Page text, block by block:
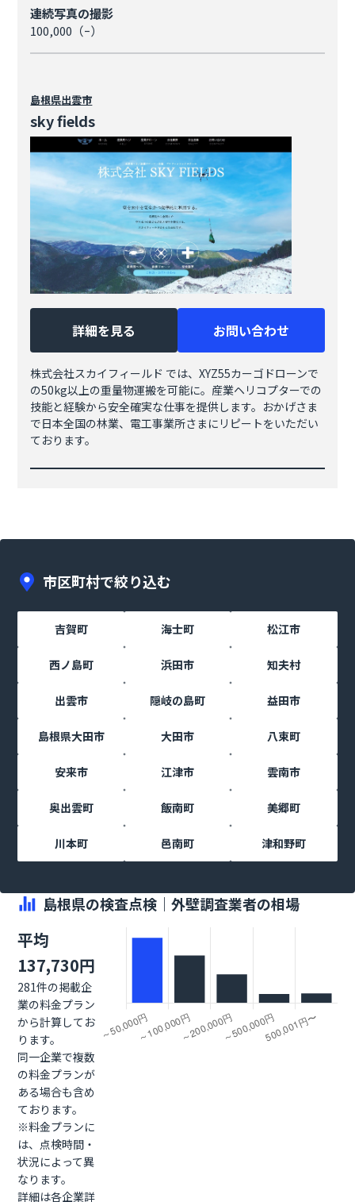
連続写真の撮影
100,000（ｰ）
島根県出雲市
sky fields
詳細を見る お問い合わせ
株式会社スカイフィールド では、XYZ55カーゴドローンで
の50kg以上の重量物運搬を可能に。産業ヘリコプターでの
技能と経験から安全確実な仕事を提供します。おかげさま
で日本全国の林業、電工事業所さまにリピートをいただい
ております。
市区町村で絞り込む
吉賀町 海士町 松江市
西ノ島町 浜田市 知夫村
出雲市 隠岐の島町 益田市
島根県大田市 大田市 八束町
安来市 江津市 雲南市
奥出雲町 飯南町 美郷町
川本町 邑南町 津和野町
島根県の検査点検｜外壁調査業者の相場
平均
137,730円
281件の掲載企
業の料金プラン
から計算してお
ります。
同一企業で複数
の料金プランが
ある場合も含め
ております。
※料金プランに
は、点検時間・
状況によって異
なります。
詳細は各企業詳